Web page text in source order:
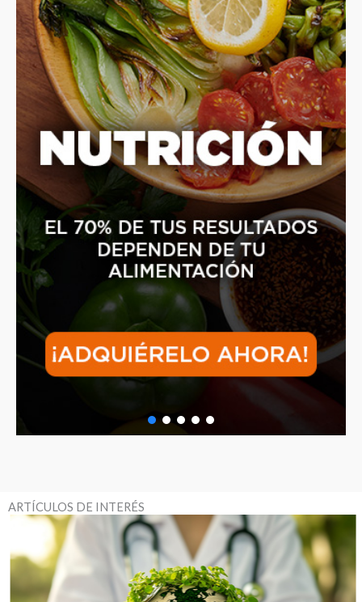
ARTÍCULOS DE INTERÉS